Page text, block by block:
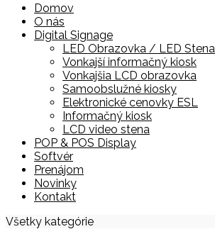
Domov
O nás
Digital Signage
LED Obrazovka / LED Stena
Vonkajší informačný kiosk
Vonkajšia LCD obrazovka
Samoobslužné kiosky
Elektronické cenovky ESL
Informačný kiosk
LCD video stena
POP & POS Display
Softvér
Prenájom
Novinky
Kontakt
Všetky kategórie